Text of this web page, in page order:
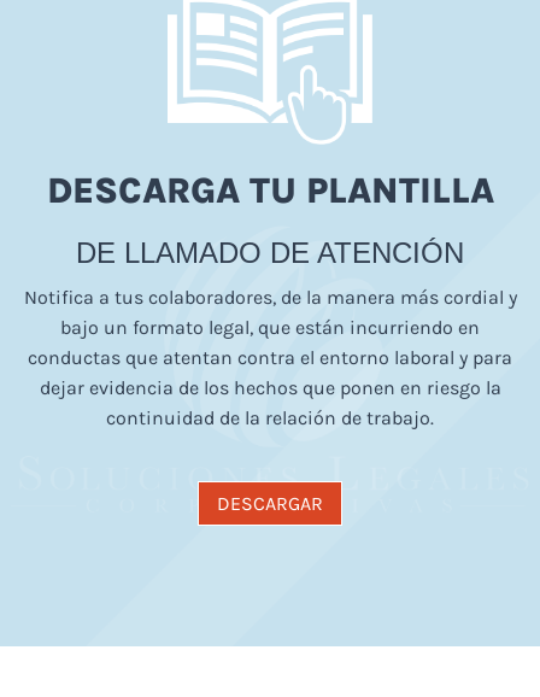
DESCARGA TU PLANTILLA
DE LLAMADO DE ATENCIÓN
Notifica a tus colaboradores, de la manera más cordial y
bajo un formato legal, que están incurriendo en
conductas que atentan contra el entorno laboral y para
dejar evidencia de los hechos que ponen en riesgo la
continuidad de la relación de trabajo.
DESCARGAR